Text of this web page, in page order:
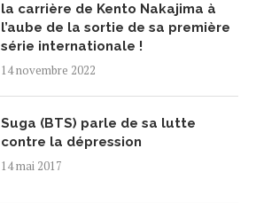
la carrière de Kento Nakajima à
l’aube de la sortie de sa première
série internationale !
14 novembre 2022
Suga (BTS) parle de sa lutte
contre la dépression
14 mai 2017